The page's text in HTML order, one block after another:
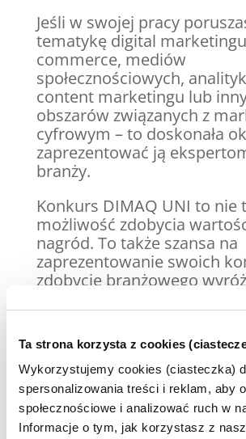
Ta strona korzysta z cookies
Wykorzystujemy cookies (ciasteczka)
spersonalizowania treści i reklam, aby
społecznościowe i analizować ruch w
Informacje o tym, jak korzystasz z
Jeśli w swojej pracy
tematykę digital
commerce, mediów
społecznościowych,
content marketingu lub
obszarów związanych z
cyfrowym – to doskonała
zaprezentować ją
branży.
Konkurs DIMAQ UNI to nie
możliwość zdobycia
nagród. To także szansa na
zaprezentowanie swoich
zdobycie branżowego
najlepszych prac z
internetowego w Polsce.
Do udziału zapraszamy
prac:
licencjackich,